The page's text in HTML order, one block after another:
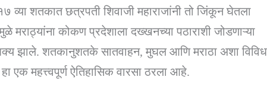
व्या शतकात छत्रपती शिवाजी महाराजांनी तो जिंकून घेतला
मराठ्यांना कोकण प्रदेशाला दख्खनच्या पठाराशी जोडणाऱ्या
शक्य झाले. शतकानुशतके सातवाहन, मुघल आणि मराठा अशा विविध
एक महत्त्वपूर्ण ऐतिहासिक वारसा ठरला आहे.